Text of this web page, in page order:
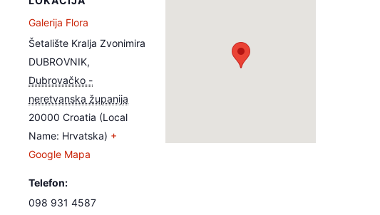
Galerija Flora
Šetalište Kralja Zvonimira
DUBROVNIK,
Dubrovačko -
neretvanska županija
20000 Croatia (Local
Name: Hrvatska) +
Google Mapa
Telefon:
098 931 4587